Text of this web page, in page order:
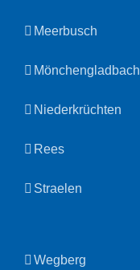
Meerbusch
Mönchengladbach
Niederkrüchten
Rees
Straelen
Wegberg